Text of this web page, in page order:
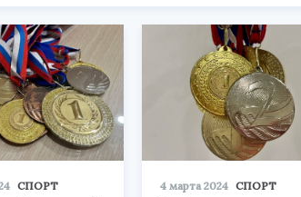
СПОРТ 4 марта 2024 СПОРТ